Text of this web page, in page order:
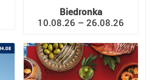
Biedronka
10.08.26 – 26.08.26